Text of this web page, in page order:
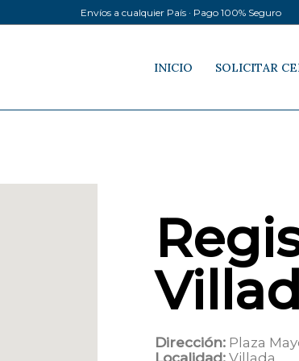
Envíos a cualquier País · Pago 100% Seguro
INICIO SOLICITAR
Dirección: Plaza
Localidad: Villada